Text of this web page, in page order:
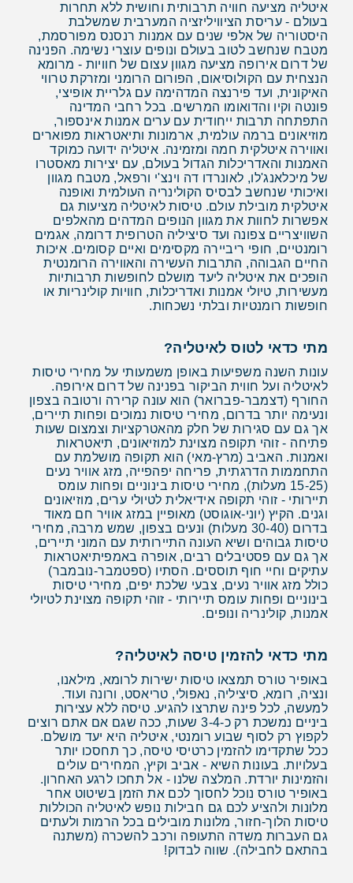
איטליה מציעה חוויה תרבותית וחושית ללא תחרות
בעולם - עריסת הציוויליזציה המערבית שמשלבת
היסטוריה של אלפי שנים עם אמנות רנסנס מפורסמת,
מטבח שנחשב לטוב בעולם ונופים עוצרי נשימה. הפנינה
של דרום אירופה מציעה מגוון עצום של חוויות - מרומא
הנצחית עם הקולוסיאום, הפורום הרומני ומזרקת טרווי
האיקונית, ועד פירנצה המדהימה עם גלריית אופיצי,
פונטה וקיו והדואומו המרשים. בכל רחבי המדינה
התפתחה תרבות ייחודית עם ערים אמנות אינספור,
מוזיאונים ברמה עולמית, ארמונות ותיאטראות מפוארים
ואווירה איטלקית חמה ומזמינה. איטליה ידועה כמוקד
האמנות והאדריכלות הגדול בעולם, עם יצירות מאסטרו
של מיכלאנג'לו, לאונרדו דה וינצ'י ורפאל, מטבח מגוון
ואיכותי שנחשב לבסיס הקולינריה העולמית ואופנה
איטלקית מובילת עולם. טיסות לאיטליה מציעות גם
אפשרות לחוות את מגוון הנופים המדהים מהאלפים
השוויצריים צפונה ועד סיציליה הטרופית דרומה, אגמים
רומנטיים, חופי ריביירה מקסימים ואיים קסומים. איכות
החיים הגבוהה, התרבות העשירה והאווירה הרומנטית
הופכים את איטליה ליעד מושלם לחופשות תרבותיות
מעשירות, טיולי אמנות ואדריכלות, חוויות קולינריות או
חופשות רומנטיות ובלתי נשכחות.
מתי כדאי לטוס לאיטליה?
עונות השנה משפיעות באופן משמעותי על מחירי טיסות
לאיטליה ועל חווית הביקור בפנינה של דרום אירופה.
החורף (דצמבר-פברואר) הוא עונה קרירה ורטובה בצפון
ונעימה יותר בדרום, מחירי טיסות נמוכים ופחות תיירים,
אך גם עם סגירות של חלק מהאטרקציות וצמצום שעות
פתיחה - זוהי תקופה מצוינת למוזיאונים, תיאטראות
ואמנות. האביב (מרץ-מאי) הוא תקופה מושלמת עם
התחממות הדרגתית, פריחה יפהפייה, מזג אוויר נעים
(15-25 מעלות), מחירי טיסות בינוניים ופחות עומס
תיירותי - זוהי תקופה אידיאלית לטיולי ערים, מוזיאונים
וגנים. הקיץ (יוני-אוגוסט) מאופיין במזג אוויר חם מאוד
בדרום (30-40 מעלות) ונעים בצפון, שמש מרבה, מחירי
טיסות גבוהים ושיא העונה התיירותית עם המוני תיירים,
אך גם עם פסטיבלים רבים, אופרה באמפיתיאטראות
עתיקים וחיי חוף תוססים. הסתיו (ספטמבר-נובמבר)
כולל מזג אוויר נעים, צבעי שלכת יפים, מחירי טיסות
בינוניים ופחות עומס תיירותי - זוהי תקופה מצוינת לטיולי
אמנות, קולינריה ונופים.
מתי כדאי להזמין טיסה לאיטליה?
באופיר טורס תמצאו טיסות ישירות לרומא, מילאנו,
ונציה, רומא, סיציליה, נאפולי, טריאסט, ורונה ועוד.
למעשה, לכל פינה שתרצו להגיע. טיסה ללא עצירות
ביניים נמשכת רק כ-3-4 שעות, ככה שגם אם אתם רוצים
לקפוץ רק לסוף שבוע רומנטי, איטליה היא יעד מושלם.
ככל שתקדימו להזמין כרטיסי טיסה, כך תחסכו יותר
בעלויות. בעונות השיא - אביב וקיץ, המחירים עולים
והזמינות יורדת. המלצה שלנו - אל תחכו לרגע האחרון.
באופיר טורס נוכל לחסוך לכם את הזמן בשיטוט אחר
מלונות ולהציע לכם גם חבילות נופש לאיטליה הכוללות
טיסות הלוך-חזור, מלונות מובילים בכל הרמות ולעתים
גם העברות משדה התעופה ורכב להשכרה (משתנה
בהתאם לחבילה). שווה לבדוק!